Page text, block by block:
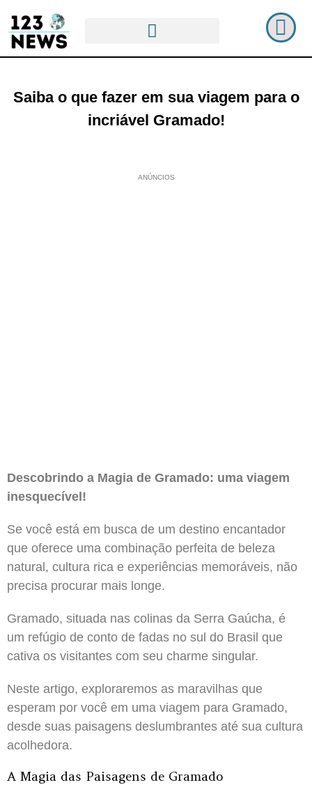
Saiba o que fazer em sua viagem para o
incriável Gramado!
ANÚNCIOS
Descobrindo a Magia de Gramado: uma viagem
inesquecível!
Se você está em busca de um destino encantador
que oferece uma combinação perfeita de beleza
natural, cultura rica e experiências memoráveis, não
precisa procurar mais longe.
Gramado, situada nas colinas da Serra Gaúcha, é
um refúgio de conto de fadas no sul do Brasil que
cativa os visitantes com seu charme singular.
Neste artigo, exploraremos as maravilhas que
esperam por você em uma viagem para Gramado,
desde suas paisagens deslumbrantes até sua cultura
acolhedora.
A Magia das Paisagens de Gramado